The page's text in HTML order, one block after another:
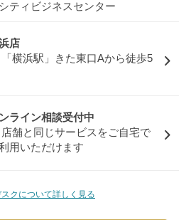
ティビジネスセンター
店
「横浜駅」きた東口Aから徒歩5
ライン相談受付中
店舗と同じサービスをご自宅で
用いただけます
クについて詳しく見る